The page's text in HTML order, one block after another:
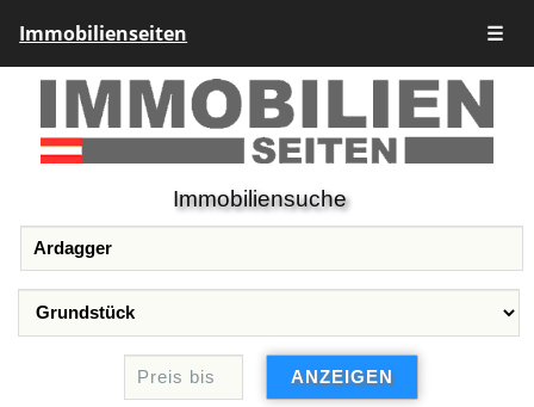
Immobilienseiten ☰
Immobiliensuche